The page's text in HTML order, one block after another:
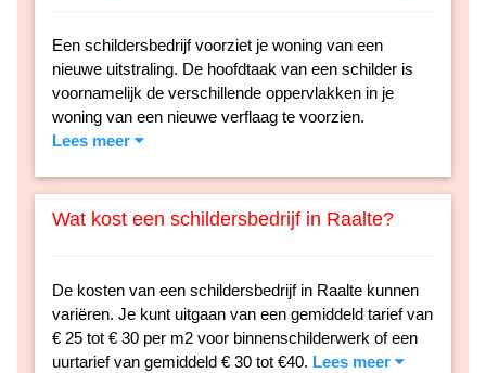
Een schildersbedrijf voorziet je woning van een
nieuwe uitstraling. De hoofdtaak van een schilder is
voornamelijk de verschillende oppervlakken in je
woning van een nieuwe verflaag te voorzien.
Lees meer
Wat kost een schildersbedrijf in Raalte?
De kosten van een schildersbedrijf in Raalte kunnen
variëren. Je kunt uitgaan van een gemiddeld tarief van
€ 25 tot € 30 per m2 voor binnenschilderwerk of een
uurtarief van gemiddeld € 30 tot €40. Lees meer